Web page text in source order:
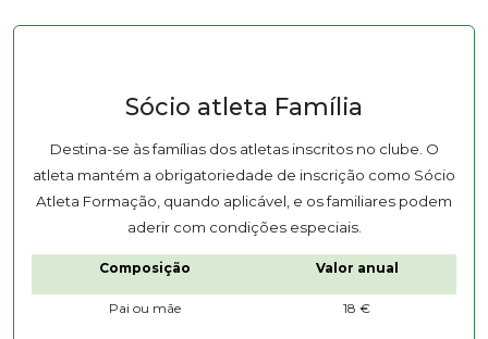
Sócio atleta Família
Destina-se às famílias dos atletas inscritos no clube. O
atleta mantém a obrigatoriedade de inscrição como Sócio
Atleta Formação, quando aplicável, e os familiares podem
aderir com condições especiais.
Composição Valor anual
Pai ou mãe 18 €